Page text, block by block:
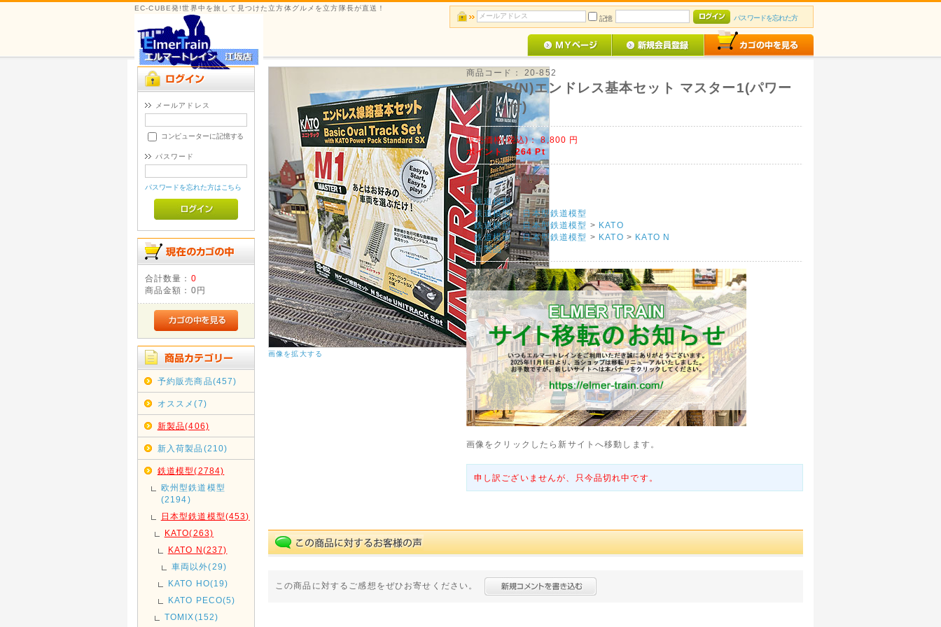
EC-CUBE発!世界中を旅して見つけた立方体グルメを立方隊長が直送！
記憶
パスワードを忘れた方
メールアドレス
コンピューターに記憶する
パスワード
パスワードを忘れた方はこちら
合計数量： 0
商品金額： 0円
予約販売商品(457)
オススメ(7)
新製品(406)
新入荷製品(210)
鉄道模型(2784)
欧州型鉄道模型
(2194)
日本型鉄道模型(453)
KATO(263)
KATO N(237)
車両以外(29)
KATO HO(19)
KATO PECO(5)
TOMIX(152)
画像を拡大する
商品コード： 20-852
20-852(N)エンドレス基本セット マスター1(パワー
パック付)
販売価格(税込)： 8,800 円
ポイント： 264Pt
メーカー： KATO N
関連カテゴリ：
鉄道模型
鉄道模型>日本型鉄道模型
鉄道模型>日本型鉄道模型 > KATO
鉄道模型>日本型鉄道模型 > KATO > KATO N
新製品
画像をクリックしたら新サイトへ移動します。
申し訳ございませんが、只今品切れ中です。
この商品に対するご感想をぜひお寄せください。